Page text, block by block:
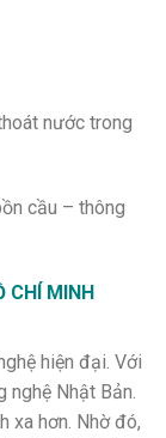
nước trong
cầu – thông
CHÍ MINH
hiện đại. Với
nghệ Nhật Bản.
xa hơn. Nhờ đó,